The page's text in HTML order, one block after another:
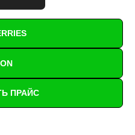
ПРАЙС